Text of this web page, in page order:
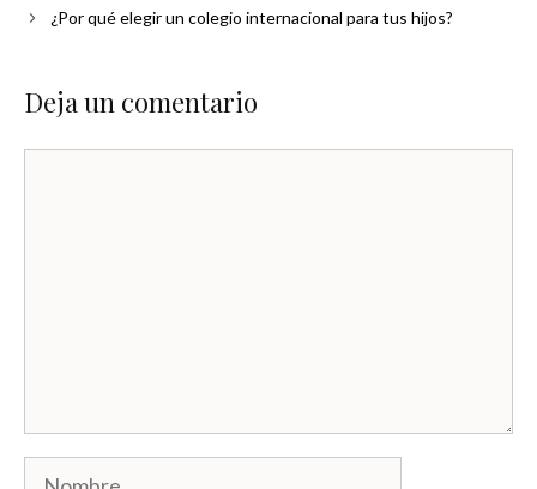
¿Por qué elegir un colegio internacional para tus hijos?
Deja un comentario
Nombre